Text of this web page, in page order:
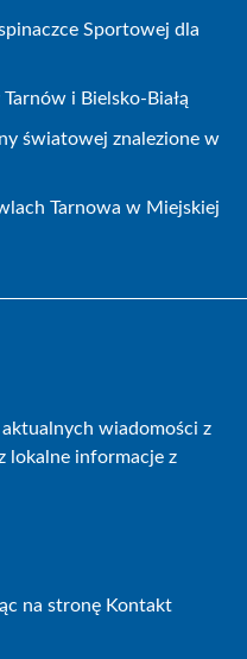
Sportowej dla
i Bielsko-Białą
światowej znalezione w
Tarnowa w Miejskiej
wiadomości z
lokalne informacje z
na stronę Kontakt